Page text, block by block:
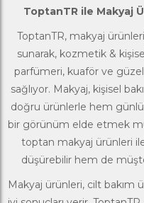
ToptanTR ile Makyaj
ToptanTR, makyaj
sunarak, kozmetik &
parfümeri, kuaför ve
sağlıyor. Makyaj, kişisel
doğru ürünlerle hem
bir görünüm elde etmek
toptan makyaj ürünleri
düşürebilir hem de
Makyaj ürünleri, cilt bakım